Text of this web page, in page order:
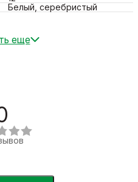
Белый, серебристый
еще